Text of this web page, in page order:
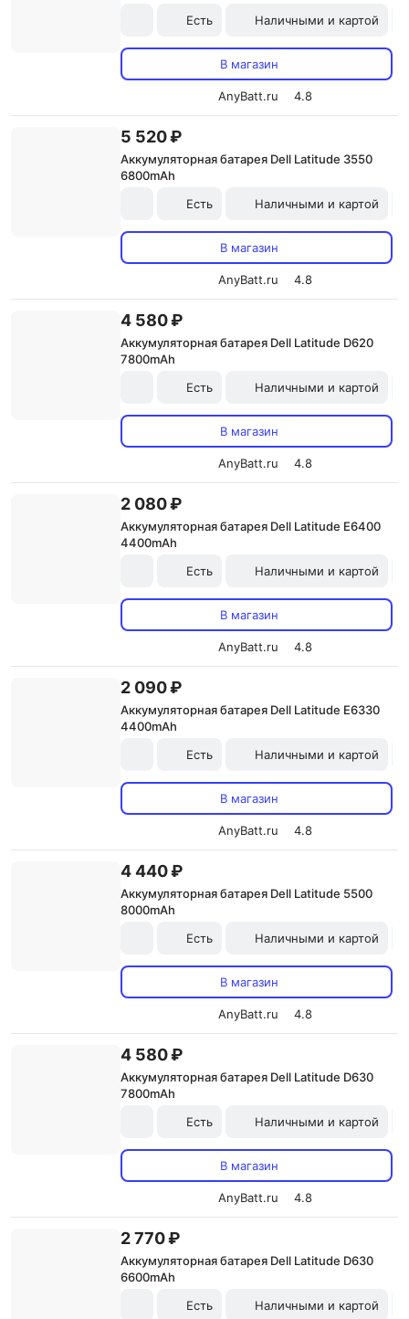
Есть
Наличными и картой
В магазин
AnyBatt.ru 4.8
5 520 ₽
Аккумуляторная батарея Dell Latitude 3550
6800mAh
Есть
Наличными и картой
В магазин
AnyBatt.ru 4.8
4 580 ₽
Аккумуляторная батарея Dell Latitude D620
7800mAh
Есть
Наличными и картой
В магазин
AnyBatt.ru 4.8
2 080 ₽
Аккумуляторная батарея Dell Latitude E6400
4400mAh
Есть
Наличными и картой
В магазин
AnyBatt.ru 4.8
2 090 ₽
Аккумуляторная батарея Dell Latitude E6330
4400mAh
Есть
Наличными и картой
В магазин
AnyBatt.ru 4.8
4 440 ₽
Аккумуляторная батарея Dell Latitude 5500
8000mAh
Есть
Наличными и картой
В магазин
AnyBatt.ru 4.8
4 580 ₽
Аккумуляторная батарея Dell Latitude D630
7800mAh
Есть
Наличными и картой
В магазин
AnyBatt.ru 4.8
2 770 ₽
Аккумуляторная батарея Dell Latitude D630
6600mAh
Есть
Наличными и картой